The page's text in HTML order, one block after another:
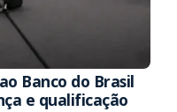
Banco do Brasil
e qualificação